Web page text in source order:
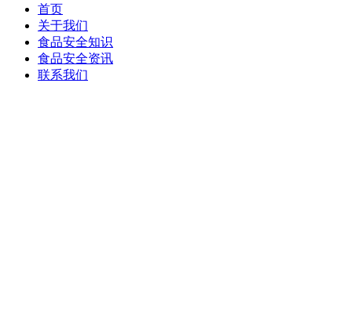
首页
关于我们
食品安全知识
食品安全资讯
联系我们